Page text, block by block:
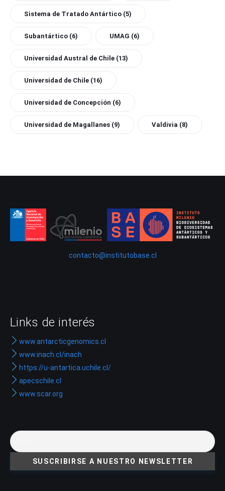
Sistema de Tratado Antártico (5)
Subantártico (6) UMAG (6)
Universidad Austral de Chile (13)
Universidad de Chile (16)
Universidad de Concepción (6)
Universidad de Magallanes (9) Valdivia (8)
contacto@institutobase.cl
Links de interés
www.antarcticgenomics.cl
www.inach.cl/inach
https://u-antartica.uchile.cl/
apecschile.cl
www.scar.org